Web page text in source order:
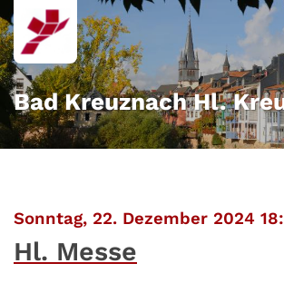
Zum Inhalt springen
Bad Kreuznach Hl.
Sonntag, 22. Dezember 2024
Hl. Messe